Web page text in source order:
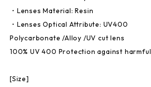
・Lenses Material: Resin
・Lenses Optical Attribute: UV400
Polycarbonate /Alloy /UV cut lens
100% UV 400 Protection against harmful
[Size]